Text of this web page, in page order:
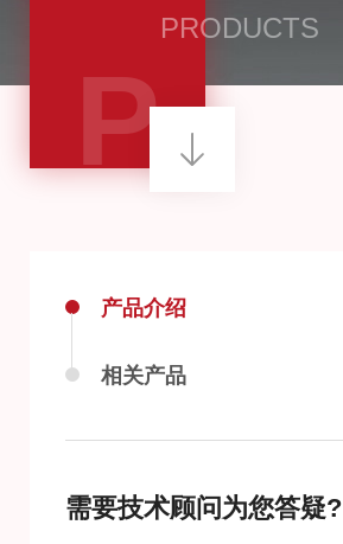
PRODUCTS
P
产品介绍
相关产品
需要技术顾问为您答疑?